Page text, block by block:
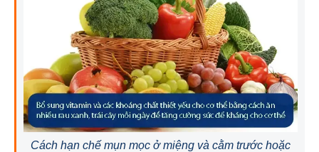
Cách hạn chế mụn mọc ở miệng và cằm trước hoặc